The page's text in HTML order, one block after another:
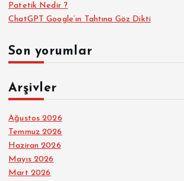
Patetik Nedir ?
ChatGPT Google’ın Tahtına Göz Dikti
Son yorumlar
Arşivler
Ağustos 2026
Temmuz 2026
Haziran 2026
Mayıs 2026
Mart 2026